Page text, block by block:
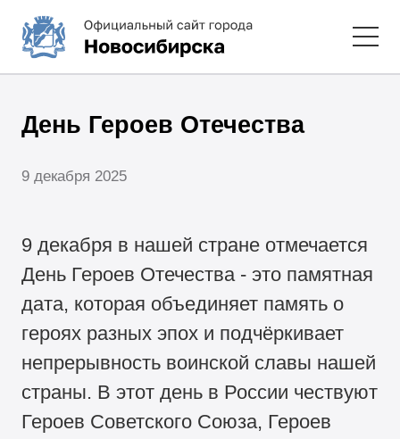
День Героев Отечества
9 декабря 2025
9 декабря в нашей стране отмечается
День Героев Отечества - это памятная
дата, которая объединяет память о
героях разных эпох и подчёркивает
непрерывность воинской славы нашей
страны. В этот день в России чествуют
Героев Советского Союза, Героев